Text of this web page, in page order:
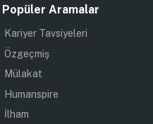
Popüler Aramalar
Kariyer Tavsiyeleri
Özgeçmiş
Mülakat
Humanspire
İlham